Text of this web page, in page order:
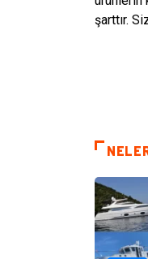
şarttır.